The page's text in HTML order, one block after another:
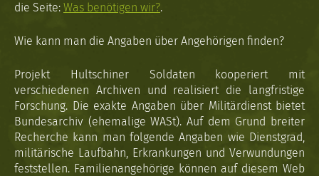
die Seite: Was benötigen wir?.
Wie kann man die Angaben über Angehörigen finden?
Projekt Hultschiner Soldaten kooperiert mit
verschiedenen Archiven und realisiert die langfristige
Forschung. Die exakte Angaben über Militärdienst bietet
Bundesarchiv (ehemalige WASt). Auf dem Grund breiter
Recherche kann man folgende Angaben wie Dienstgrad,
militärische Laufbahn, Erkrankungen und Verwundungen
feststellen. Familienangehörige können auf diesem Web